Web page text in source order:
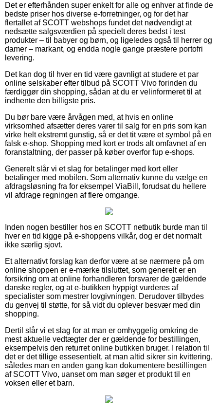
Det er efterhånden super enkelt for alle og enhver at finde de
bedste priser hos diverse e-forretninger, og for det har
flertallet af SCOTT webshops fundet det nødvendigt at
nedsætte salgsværdien på specielt deres bedst i test
produkter – til babyer og børn, og ligeledes også til herrer og
damer – markant, og endda nogle gange præstere portofri
levering.
Det kan dog til hver en tid være gavnligt at studere et par
online selskaber efter tilbud på SCOTT Vivo forinden du
færdiggør din shopping, sådan at du er velinformeret til at
indhente den billigste pris.
Du bør bare være årvågen med, at hvis en online
virksomhed afsætter deres varer til salg for en pris som kan
virke helt ekstremt gunstig, så er det tit være et symbol på en
falsk e-shop. Shopping med kort er trods alt omfavnet af en
foranstaltning, der passer på køber overfor fup e-shops.
Generelt slår vi et slag for betalinger med kort eller
betalinger med mobilen. Som alternativ kunne du vælge en
afdragsløsning fra for eksempel ViaBill, forudsat du hellere
vil afdrage regningen af flere omgange.
Inden nogen bestiller hos en SCOTT netbutik burde man til
hver en tid kigge på e-shoppens vilkår, dog er det normalt
ikke særlig sjovt.
Et alternativt forslag kan derfor være at se nærmere på om
online shoppen er e-mærke tilsluttet, som generelt er en
forsikring om at online forhandleren forsvarer de gældende
danske regler, og at e-butikken hyppigt vurderes af
specialister som mestrer lovgivningen. Derudover tilbydes
du genvej til støtte, for så vidt du oplever besvær med din
shopping.
Dertil slår vi et slag for at man er omhyggelig omkring de
mest aktuelle vedtægter der er gældende for bestillingen,
eksempelvis den returret online butikken bruger. I relation til
det er det tillige essesentielt, at man altid sikrer sin kvittering,
således man en anden gang kan dokumentere bestillingen
af SCOTT Vivo, uanset om man søger et produkt til en
voksen eller et barn.